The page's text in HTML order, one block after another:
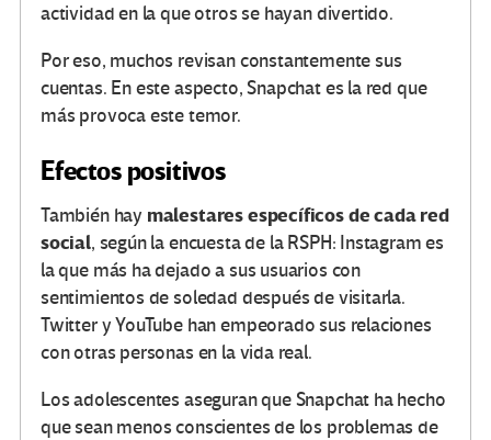
actividad en la que otros se hayan divertido.
Por eso, muchos revisan constantemente sus
cuentas. En este aspecto, Snapchat es la red que
más provoca este temor.
Efectos positivos
También hay malestares específicos de cada red
social, según la encuesta de la RSPH: Instagram es
la que más ha dejado a sus usuarios con
sentimientos de soledad después de visitarla.
Twitter y YouTube han empeorado sus relaciones
con otras personas en la vida real.
Los adolescentes aseguran que Snapchat ha hecho
que sean menos conscientes de los problemas de